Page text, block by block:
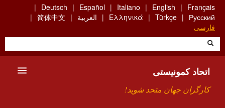
Skip
main
content
Français
English
Italiano
Español
Deutsch
Русский
Türkçe
Ελληνικά العربية
简体中文
فارسی
اتحاد کمونیستی
کارگران جهان متحد شوید!